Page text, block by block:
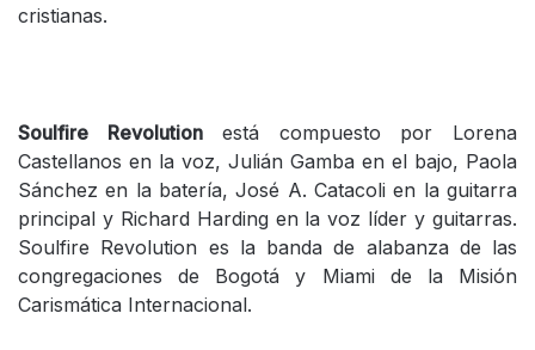
cristianas.
Soulfire Revolutionestá compuesto por Lorena
Castellanos en la voz, Julián Gamba en el bajo, Paola
Sánchez en la batería, José A. Catacoli en la guitarra
principal y Richard Harding en la voz líder y guitarras.
Soulfire Revolution es la banda de alabanza de las
congregaciones de Bogotá y Miami de la Misión
Carismática Internacional.